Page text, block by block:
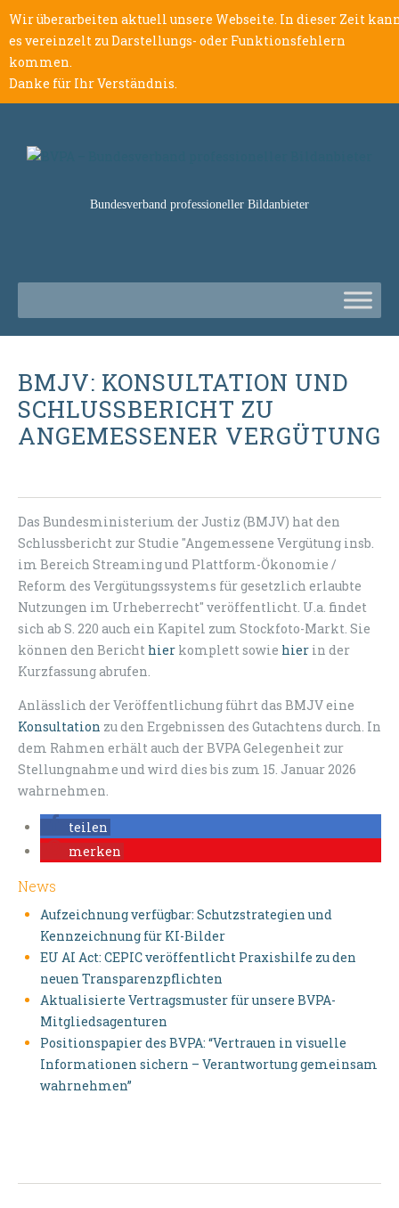
Wir überarbeiten aktuell unsere Webseite. In dieser Zeit
es vereinzelt zu Darstellungs- oder Funktionsfehlern
kommen.
Danke für Ihr Verständnis.
Bundesverband professioneller Bildanbieter
BMJV: KONSULTATION UND
SCHLUSSBERICHT ZU
ANGEMESSENER VERGÜTUNG
Das Bundesministerium der Justiz (BMJV) hat den
Schlussbericht zur Studie "Angemessene Vergütung insb.
im Bereich Streaming und Plattform-Ökonomie /
Reform des Vergütungssystems für gesetzlich erlaubte
Nutzungen im Urheberrecht" veröffentlicht. U.a. findet
sich ab S. 220 auch ein Kapitel zum Stockfoto-Markt. Sie
können den Bericht hier komplett sowie hier in der
Kurzfassung abrufen.
Anlässlich der Veröffentlichung führt das BMJV eine
Konsultation zu den Ergebnissen des Gutachtens durch. In
dem Rahmen erhält auch der BVPA Gelegenheit zur
Stellungnahme und wird dies bis zum 15. Januar 2026
wahrnehmen.
teilen
merken
News
Aufzeichnung verfügbar: Schutzstrategien und
Kennzeichnung für KI-Bilder
EU AI Act: CEPIC veröffentlicht Praxishilfe zu den
neuen Transparenzpflichten
Aktualisierte Vertragsmuster für unsere BVPA-
Mitgliedsagenturen
Positionspapier des BVPA: “Vertrauen in visuelle
Informationen sichern – Verantwortung gemeinsam
wahrnehmen”